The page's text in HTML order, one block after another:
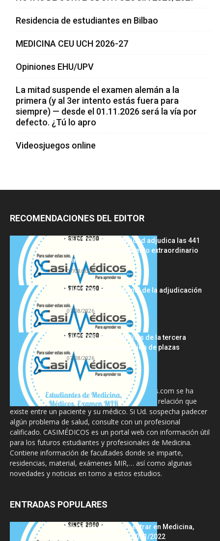
Residencia de estudiantes en Bilbao
MEDICINA CEU UCH 2026-27
Opiniones EHU/UPV
La mitad suspende el examen alemán a la
primera (y al 3er intento estás fuera para
siempre) — desde el 01.11.2026 será la vía por
defecto. ¿Tú lo apro
Videosjuegos online
RECOMENDACIONES DEL EDITOR
FSE 2025-2026: Sanidad adjudica las 441
plazas del procedimiento extraordinario
tras...
07/08/2026
MIR 2026: análisis final de la adjudicación
de plazas y claves...
07/08/2026
MIR 2025-2026: análisis de la tercera
semana de adjudicación de plazas
07/08/2026
La información proporcionada en CasiMedicos.com se ha
diseñado para complementar, no substituir, la relación que
existe entre un paciente y su médico. Si Ud. sospecha padecer
algún problema de salud, consulte con un profesional
calificado. CASIMÉDICOS es un portal web con información útil
para los futuros estudiantes y profesionales de Medicina.
Contiene información de facultades donde se imparte,
residencias, material, exámenes MIR,… así como algunas
novedades y noticias en torno a estos estudios.
ENTRADAS POPULARES
Notas de corte para entrar en Medicina,
curso 2022/2023 vs 2021/2022